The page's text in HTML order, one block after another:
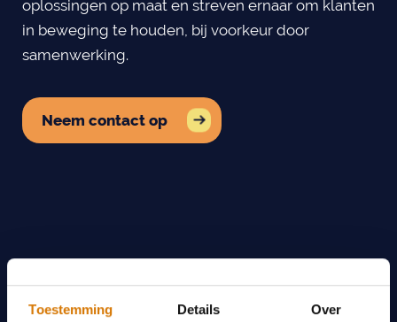
Toestemming Details Over
oplossingen op maat en streven ernaar om klanten
in beweging te houden, bij voorkeur door
samenwerking.
Neem contact op